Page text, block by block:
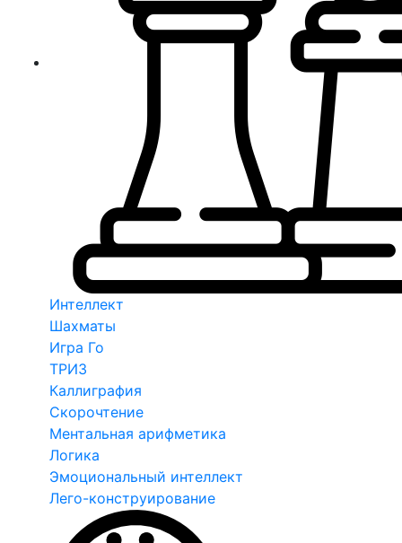
Интеллект
Шахматы
Игра Го
ТРИЗ
Каллиграфия
Скорочтение
Ментальная арифметика
Логика
Эмоциональный интеллект
Лего-конструирование